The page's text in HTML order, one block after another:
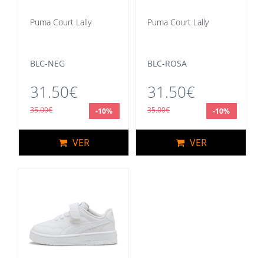
Puma Court Lally
BLC-NEG
31.50€
35.00€ -10%
VER
Puma Court Lally
BLC-ROSA
31.50€
35.00€ -10%
VER